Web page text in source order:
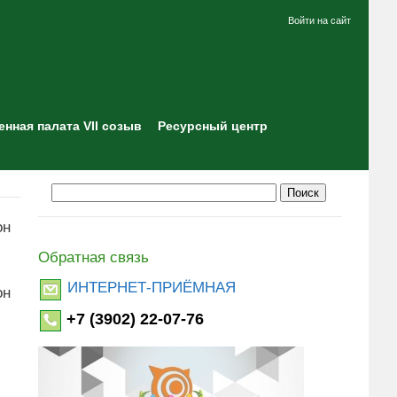
Войти на сайт
палата VII созыв Ресурсный центр
Обратная связь
ИНТЕРНЕТ-ПРИЁМНАЯ
+7 (3902) 22-07-76